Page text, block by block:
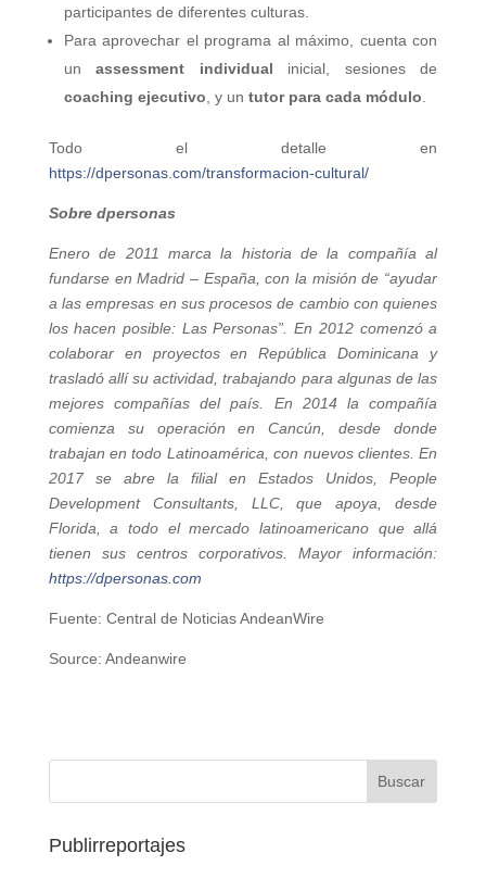
participantes de diferentes culturas.
Para aprovechar el programa al máximo, cuenta con
unassessment individual inicial, sesiones de
coaching ejecutivo , y un tutor para cada módulo
Todo el detalle en
https://dpersonas.com/transformacion-cultural/
Sobre dpersonas
Enero de 2011 marca la historia de la compañía al
fundarse en Madrid – España, con la misión de “ayudar
a las empresas en sus procesos de cambio con quienes
los hacen posible: Las Personas”. En 2012 comenzó a
colaborar en proyectos en República Dominicana y
trasladó allí su actividad, trabajando para algunas de las
mejores compañías del país. En 2014 la compañía
comienza su operación en Cancún, desde donde
trabajan en todo Latinoamérica, con nuevos clientes. En
2017 se abre la filial en Estados Unidos, People
Development Consultants, LLC, que apoya, desde
Florida, a todo el mercado latinoamericano que allá
tienen sus centros corporativos. Mayor información:
https://dpersonas.com
Fuente: Central de Noticias AndeanWire
Source: Andeanwire
Publirreportajes